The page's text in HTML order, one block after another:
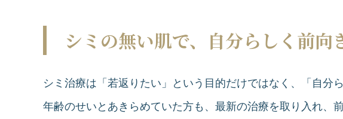
シミの無い肌で、自分らしく前向
シミ治療は「若返りたい」という目的だけではなく、「自分
年齢のせいとあきらめていた方も、最新の治療を取り入れ、